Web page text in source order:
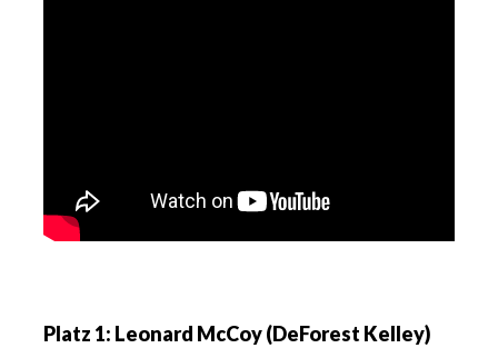
Platz 1: Leonard McCoy (DeForest Kelley)